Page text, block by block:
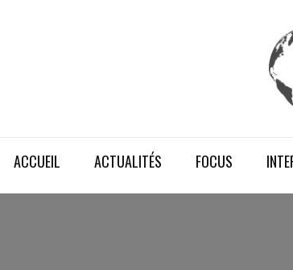
ACCUEIL ACTUALITÉS FOCUS